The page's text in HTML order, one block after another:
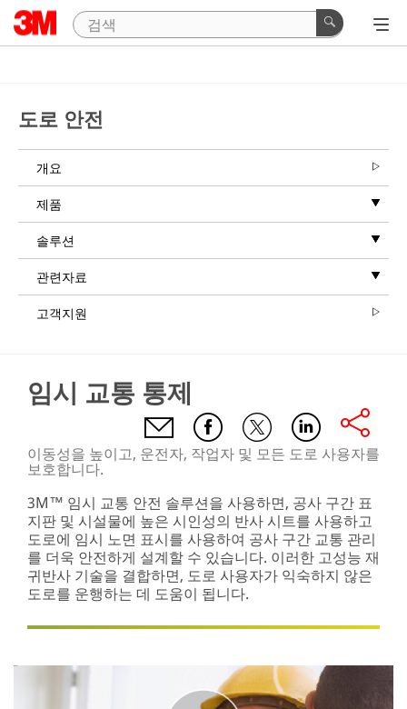
도로 안전
개요
제품
솔루션
관련자료
고객지원
임시 교통 통제
email,facebook,twitter,linkedin
이동성을 높이고, 운전자, 작업자 및 모든 도로 사용자를
보호합니다.
3M™ 임시 교통 안전 솔루션을 사용하면, 공사 구간 표
지판 및 시설물에 높은 시인성의 반사 시트를 사용하고
도로에 임시 노면 표시를 사용하여 공사 구간 교통 관리
를 더욱 안전하게 설계할 수 있습니다. 이러한 고성능 재
귀반사 기술을 결합하면, 도로 사용자가 익숙하지 않은
도로를 운행하는 데 도움이 됩니다.